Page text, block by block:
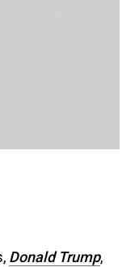
Donald Trump,